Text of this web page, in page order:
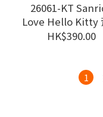
26061-KT
Love Hello Kitty
#JP-SJ25
HK$390.00
1